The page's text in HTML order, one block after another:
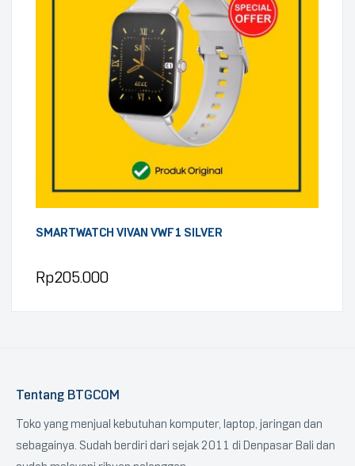
SMARTWATCH VIVAN VWF1 SILVER
Rp205.000
Tentang BTGCOM
Toko yang menjual kebutuhan komputer, laptop, jaringan dan
sebagainya. Sudah berdiri dari sejak 2011 di Denpasar Bali dan